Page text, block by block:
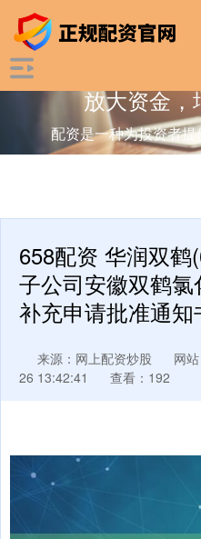
放大资金，
配资是一种为投资者
658配资 华润双鹤
子公司安徽双鹤
补充申请批准通知
来源：网上配资炒股 网
26 13:42:41
查看：192